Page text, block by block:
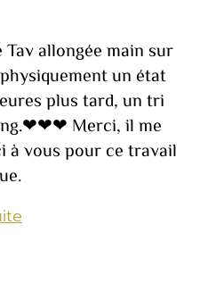
allongée main sur
un état
plus tard, un tri
Merci, il me
à vous pour ce travail